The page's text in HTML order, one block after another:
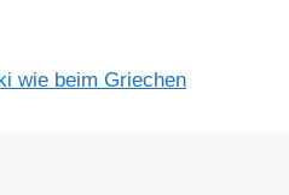
wie beim Griechen